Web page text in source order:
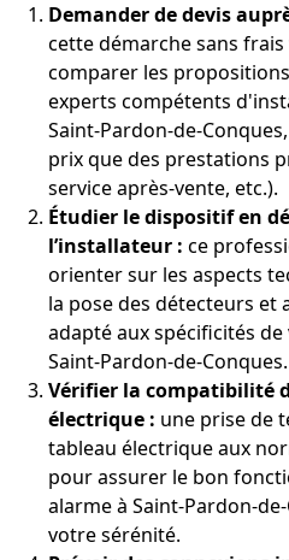
Demander de devis
cette démarche sans
comparer les
experts compétents
Saint-Pardon-de-
prix que des prestations
service après-vente, etc.).
Étudier le dispositif en
l’installateur : ce
orienter sur les aspects
la pose des détecteurs et
adapté aux spécificités
Saint-Pardon-de-Conques.
Vérifier la compatibilité
électrique : une prise de
tableau électrique aux
pour assurer le bon
alarme à Saint-Pardon-
votre sérénité.